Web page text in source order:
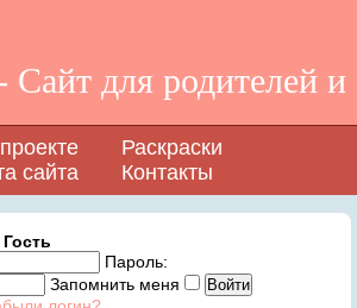
для родителей и
Раскраски
сайта Контакты
Гость
Пароль:
Запомнить меня